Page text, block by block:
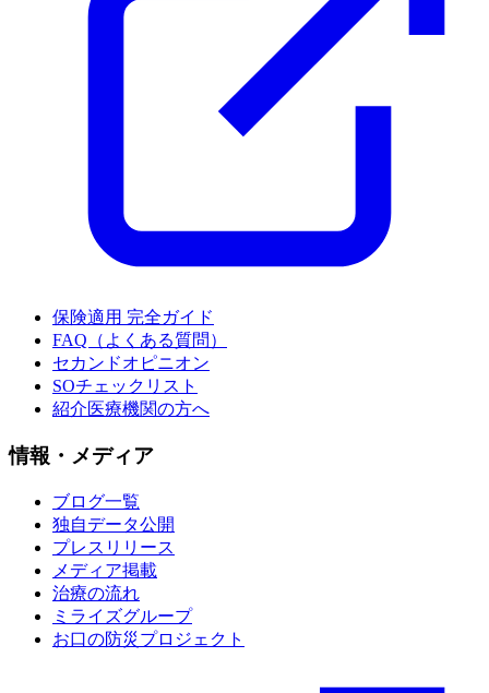
保険適用 完全ガイド
FAQ（よくある質問）
セカンドオピニオン
SOチェックリスト
紹介医療機関の方へ
情報・メディア
ブログ一覧
独自データ公開
プレスリリース
メディア掲載
治療の流れ
ミライズグループ
お口の防災プロジェクト